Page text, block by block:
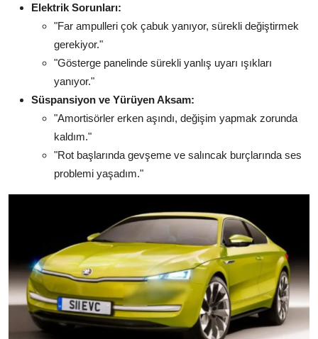
Elektrik Sorunları:
"Far ampulleri çok çabuk yanıyor, sürekli değiştirmek
gerekiyor."
"Gösterge panelinde sürekli yanlış uyarı ışıkları
yanıyor."
Süspansiyon ve Yürüyen Aksam:
"Amortisörler erken aşındı, değişim yapmak zorunda
kaldım."
"Rot başlarında gevşeme ve salıncak burçlarında ses
problemi yaşadım."